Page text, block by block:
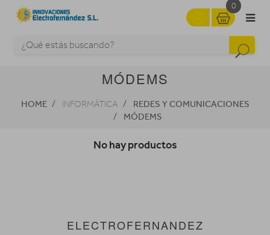
0
MÓDEMS
HOME INFORMÁTICA
REDES Y COMUNICACIONES
MÓDEMS
No hay productos
ELECTROFERNANDEZ